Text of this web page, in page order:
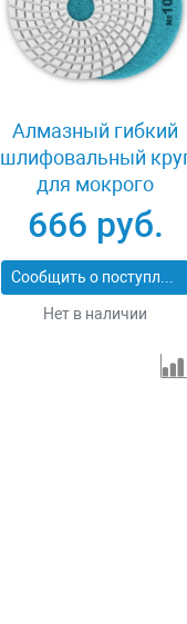
Алмазный гибкий
шлифовальный
для мокрого
шлифования 125 мм
Р100 Зубр 29867-100
666 руб.
Сообщить о поступлении
Нет в наличии